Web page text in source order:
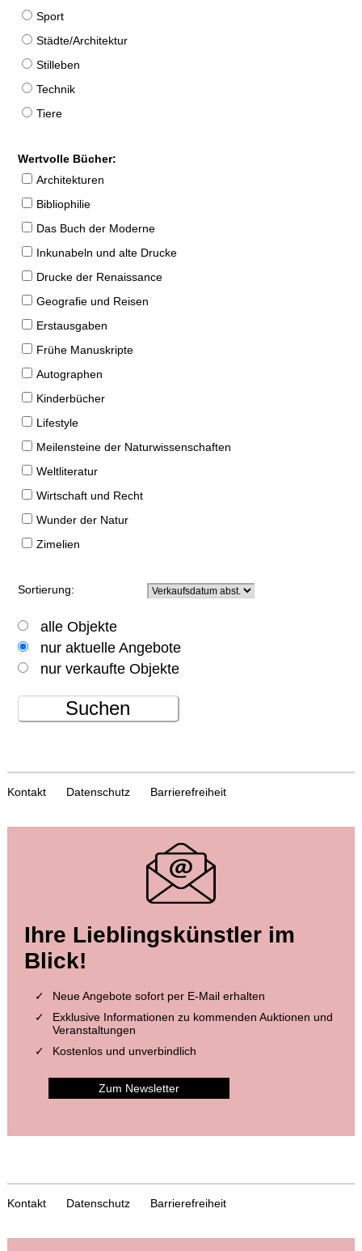
Sport
Städte/Architektur
Stilleben
Technik
Tiere
Wertvolle Bücher:
Architekturen
Bibliophilie
Das Buch der Moderne
Inkunabeln und alte Drucke
Drucke der Renaissance
Geografie und Reisen
Erstausgaben
Frühe Manuskripte
Autographen
Kinderbücher
Lifestyle
Meilensteine der Naturwissenschaften
Weltliteratur
Wirtschaft und Recht
Wunder der Natur
Zimelien
Sortierung:
alle Objekte
nur aktuelle Angebote
nur verkaufte Objekte
Suchen
Kontakt Datenschutz Barrierefreiheit
Ihre Lieblingskünstler im
Blick!
Neue Angebote sofort per E-Mail erhalten
Exklusive Informationen zu kommenden Auktionen und
Veranstaltungen
Kostenlos und unverbindlich
Zum Newsletter
Kontakt Datenschutz Barrierefreiheit